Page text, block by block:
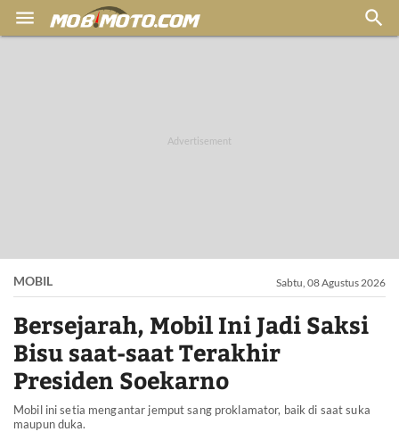
 
MOBIL Sabtu, 08 Agustus 2026
Bersejarah, Mobil Ini Jadi Saksi
Bisu saat-saat Terakhir
Presiden Soekarno
Mobil ini setia mengantar jemput sang proklamator, baik di saat suka
maupun duka.